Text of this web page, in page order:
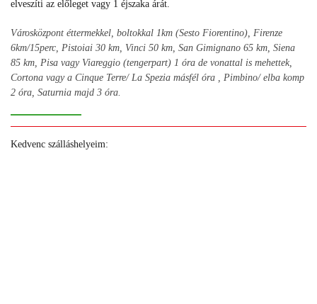
elveszíti az előleget vagy 1 éjszaka árát.
Városközpont éttermekkel, boltokkal 1km (Sesto Fiorentino), Firenze
6km/15perc, Pistoiai 30 km, Vinci 50 km, San Gimignano 65 km, Siena
85 km, Pisa vagy Viareggio (tengerpart) 1 óra de vonattal is mehettek,
Cortona vagy a Cinque Terre/ La Spezia másfél óra , Pimbino/ elba komp
2 óra, Saturnia majd 3 óra.
Kedvenc szálláshelyeim: